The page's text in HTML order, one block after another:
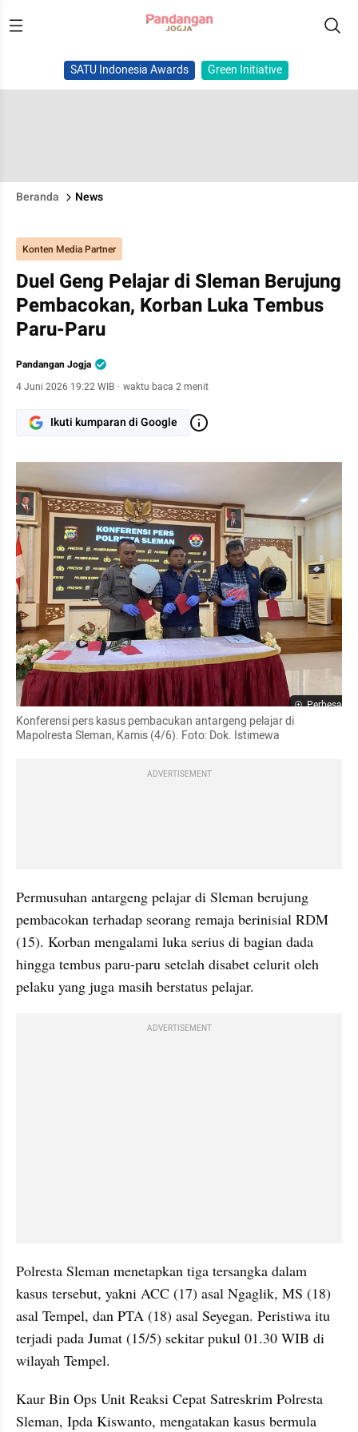
SATU Indonesia Awards Green Initiative
Beranda News
Konten Media Partner
Duel Geng Pelajar di Sleman Berujung
Pembacokan, Korban Luka Tembus
Paru-Paru
Pandangan Jogja
4 Juni 2026 19:22 WIB · waktu baca 2 menit
Ikuti kumparan di Google
Perbesar
Konferensi pers kasus pembacukan antargeng pelajar di
Mapolresta Sleman, Kamis (4/6). Foto: Dok. Istimewa
ADVERTISEMENT
Permusuhan antargeng pelajar di Sleman berujung
pembacokan terhadap seorang remaja berinisial RDM
(15). Korban mengalami luka serius di bagian dada
hingga tembus paru-paru setelah disabet celurit oleh
pelaku yang juga masih berstatus pelajar.
ADVERTISEMENT
Polresta Sleman menetapkan tiga tersangka dalam
kasus tersebut, yakni ACC (17) asal Ngaglik, MS (18)
asal Tempel, dan PTA (18) asal Seyegan. Peristiwa itu
terjadi pada Jumat (15/5) sekitar pukul 01.30 WIB di
wilayah Tempel.
Kaur Bin Ops Unit Reaksi Cepat Satreskrim Polresta
Sleman, Ipda Kiswanto, mengatakan kasus bermula